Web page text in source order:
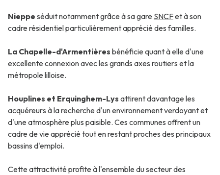
Nieppe séduit notamment grâce à sa gare SNCFet à son
cadre résidentiel particulièrement apprécié des familles.
La Chapelle-d'Armentières bénéficie quant à elle d'une
excellente connexion avec les grands axes routiers et la
métropole lilloise.
Houplines et Erquinghem-Lys attirent davantage les
acquéreurs à la recherche d'un environnement verdoyant et
d'une atmosphère plus paisible. Ces communes offrent un
cadre de vie apprécié tout en restant proches des principaux
bassins d'emploi.
Cette attractivité profite à l'ensemble du secteur des